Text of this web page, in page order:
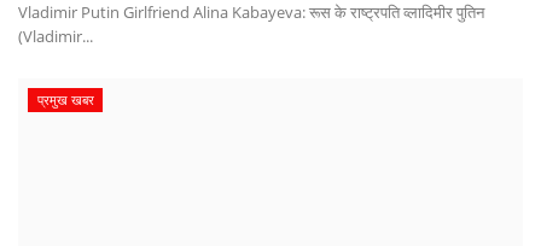
Vladimir Putin Girlfriend Alina Kabayeva: रूस के राष्ट्रपति व्लादिमीर पुतिन
(Vladimir...
प्रमुख खबर